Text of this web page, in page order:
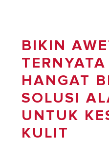
BIKIN
HANGAT
SOLUSI
UNTUK
KULIT